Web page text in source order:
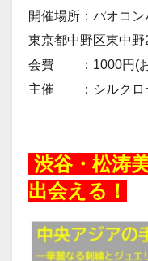
開催場所：パオコ
東京都中野区東中
会費 ：1000円(お
主催 ：シルクロ
渋谷・松涛
出会える！